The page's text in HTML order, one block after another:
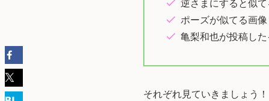
ポーズが似てる画像
亀梨和也が投稿し
それぞれ見ていきましょう！